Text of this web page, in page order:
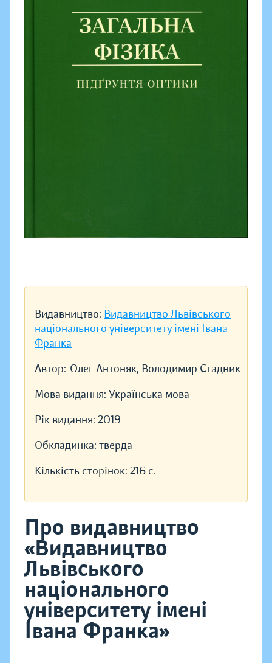
Видавництво: Видавництво Львівського
національного університету імені Івана
Франка
Автор: Олег Антоняк, Володимир Стадник
Мова видання: Українська мова
Рік видання: 2019
Обкладинка: тверда
Кількість сторінок: 216 с.
Про видавництво
«Видавництво
Львівського
національного
університету імені
Івана Франка»